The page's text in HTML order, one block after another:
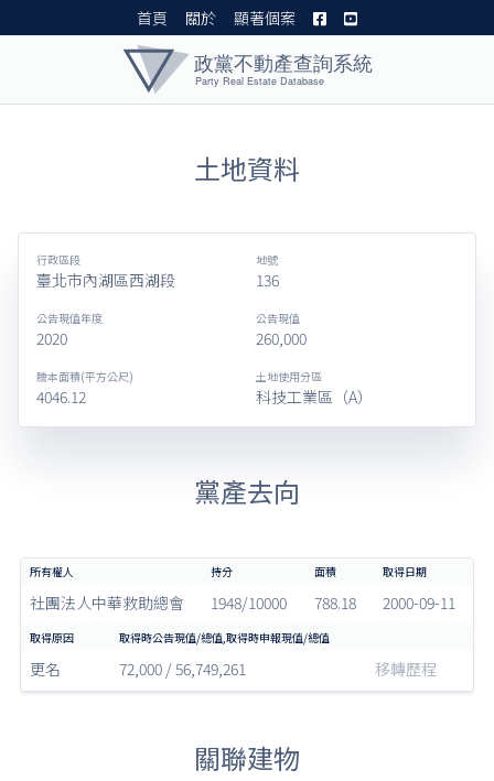
首頁 關於 顯著個案
土地資料
行政區段
臺北市內湖區西湖段
地號
136
公告現值年度
2020
公告現值
260,000
謄本面積(平方公尺)
4046.12
土地使用分區
科技工業區（A）
黨產去向
社團法人中華救助總會 1948/10000 788.18 2000-09-11
更名 72,000 / 56,749,261 移轉歷程
關聯建物